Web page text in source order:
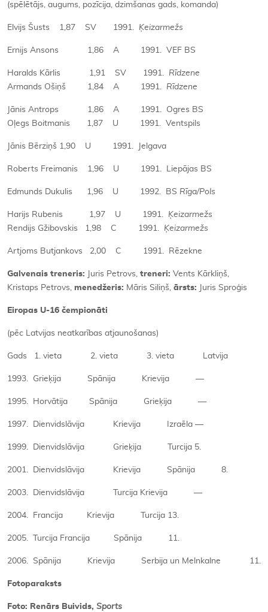
(spēlētājs, augums, pozīcija, dzimšanas gads, komanda)
Elvijs Šusts 1,87 SV 1991. Ķeizarmežs
Ernijs Ansons 1,86 A 1991. VEF BS
Haralds Kārlis 1,91 SV 1991. Rīdzene
Armands Ošiņš 1,84 A 1991. Rīdzene
Jānis Antrops 1,86 A 1991. Ogres BS
Oļegs Boitmanis 1,87 U 1991. Ventspils
Jānis Bērziņš 1,90 U 1991. Jelgava
Roberts Freimanis 1,96 U 1991. Liepājas BS
Edmunds Dukulis 1,96 U 1992. BS Rīga/Pols
Harijs Rubenis 1,97 U 1991. Ķeizarmežs
Rendijs Gžibovskis 1,98 C 1991. Ķeizarmežs
Artjoms Butjankovs 2,00 C 1991. Rēzekne
Galvenais treneris: Juris Petrovs, treneri: Vents Kārkliņš,
Kristaps Petrovs, menedžeris: Māris Siliņš, ārsts: Juris Sproģis
Eiropas U-16 čempionāti
(pēc Latvijas neatkarības atjaunošanas)
Gads 1. vieta 2. vieta 3. vieta Latvija
1993. Grieķija Spānija Krievija —
1995. Horvātija Spānija Grieķija —
1997. Dienvidslāvija Krievija Izraēla —
1999. Dienvidslāvija Grieķija Turcija 5.
2001. Dienvidslāvija Krievija Spānija 8.
2003. Dienvidslāvija Turcija Krievija —
2004. Francija Krievija Turcija 13.
2005. Turcija Francija Spānija 11.
2006. Spānija Krievija Serbija un Melnkalne 11.
Fotoparaksts
Foto: Renārs Buivids, Sports